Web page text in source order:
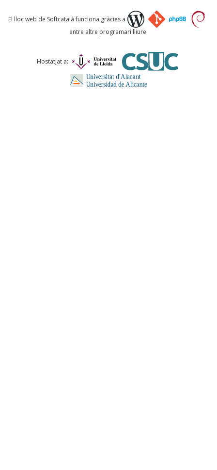
Què proposeu?
Comentari *
El lloc web de Softcatalà funciona gràcies a
entre altre programari lliure.
Hostatjat a: